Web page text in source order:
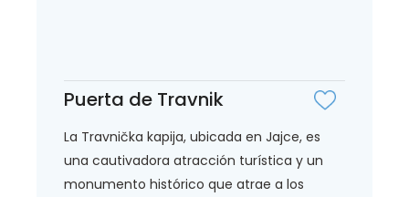
Puerta de Travnik
La Travnička kapija, ubicada en Jajce, es
una cautivadora atracción turística y un
monumento histórico que atrae a los